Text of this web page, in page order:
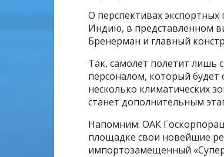
О перспективах экспортных
Индию, в представленном
Бренерман и главный
Так, самолет полетит лишь
персоналом, который будет
несколько климатических
станет дополнительным
Напомним: ОАК
площадке свои новейшие
импортозамещенный